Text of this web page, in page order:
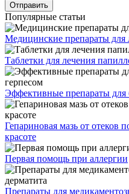
Популярные статьи
Медицинские препараты
Таблетки для лечения
Эффективные препараты для
Гепариновая мазь от отеков
красоте
Первая помощь при аллергии
Препараты для